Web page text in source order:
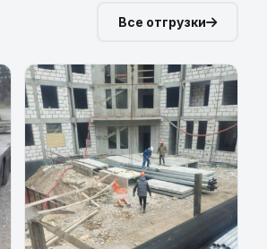
Все отгрузки